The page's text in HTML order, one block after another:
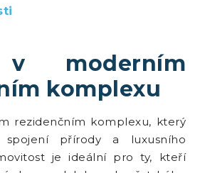
moderním
komplexu
rezidenčním komplexu, který
spojení přírody a luxusního
je ideální pro ty, kteří